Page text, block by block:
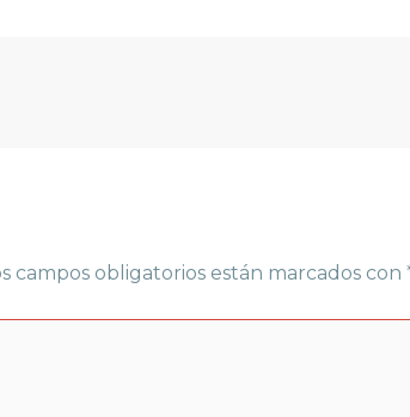
campos obligatorios están marcados con